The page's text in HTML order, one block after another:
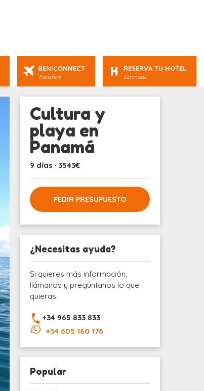
BENICONNECT
Transfers
RESERVA TU HOTEL
Estancias
Cultura y
playa en
Panamá
9 días · 3543€
PEDIR PRESUPUESTO
¿Necesitas ayuda?
Si quieres más información,
llámanos y pregúntanos lo que
quieras.
+34 965 833 833
+34 605 160 176
Popular